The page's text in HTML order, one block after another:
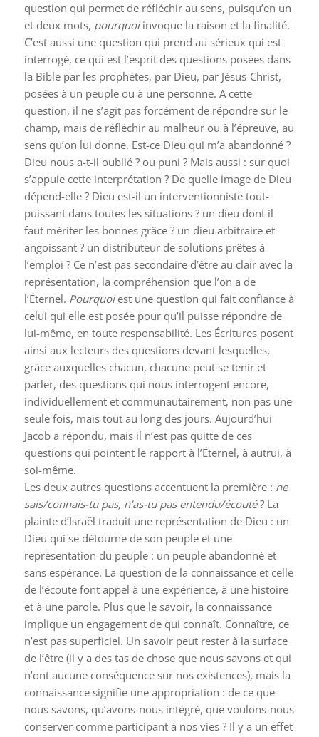
question qui permet de réfléchir au sens, puisqu’en un
et deux mots, pourquoiinvoque la raison et la finalité.
C’est aussi une question qui prend au sérieux qui est
interrogé, ce qui est l’esprit des questions posées dans
la Bible par les prophètes, par Dieu, par Jésus-Christ,
posées à un peuple ou à une personne. A cette
question, il ne s’agit pas forcément de répondre sur le
champ, mais de réfléchir au malheur ou à l’épreuve, au
sens qu’on lui donne. Est-ce Dieu qui m’a abandonné ?
Dieu nous a-t-il oublié ? ou puni ? Mais aussi : sur quoi
s’appuie cette interprétation ? De quelle image de Dieu
dépend-elle ? Dieu est-il un interventionniste tout-
puissant dans toutes les situations ? un dieu dont il
faut mériter les bonnes grâce ? un dieu arbitraire et
angoissant ? un distributeur de solutions prêtes à
l’emploi ? Ce n’est pas secondaire d’être au clair avec la
représentation, la compréhension que l’on a de
l’Éternel. Pourquoiest une question qui fait confiance à
celui qui elle est posée pour qu’il puisse répondre de
lui-même, en toute responsabilité. Les Écritures posent
ainsi aux lecteurs des questions devant lesquelles,
grâce auxquelles chacun, chacune peut se tenir et
parler, des questions qui nous interrogent encore,
individuellement et communautairement, non pas une
seule fois, mais tout au long des jours. Aujourd’hui
Jacob a répondu, mais il n’est pas quitte de ces
questions qui pointent le rapport à l’Éternel, à autrui, à
soi-même.
Les deux autres questions accentuent la première : ne
sais/connais-tu pas, n’as-tu pas entendu/écouté? La
plainte d’Israël traduit une représentation de Dieu : un
Dieu qui se détourne de son peuple et une
représentation du peuple : un peuple abandonné et
sans espérance. La question de la connaissance et celle
de l’écoute font appel à une expérience, à une histoire
et à une parole. Plus que le savoir, la connaissance
implique un engagement de qui connaît. Connaître, ce
n’est pas superficiel. Un savoir peut rester à la surface
de l’être (il y a des tas de chose que nous savons et qui
n’ont aucune conséquence sur nos existences), mais la
connaissance signifie une appropriation : de ce que
nous savons, qu’avons-nous intégré, que voulons-nous
conserver comme participant à nos vies ? Il y a un effet